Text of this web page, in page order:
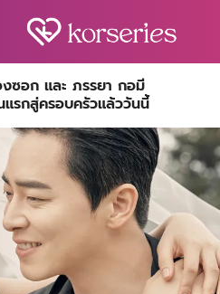
งซอก และ ภรรยา กอมี
รกสู่ครอบครัวแล้ววันนี้